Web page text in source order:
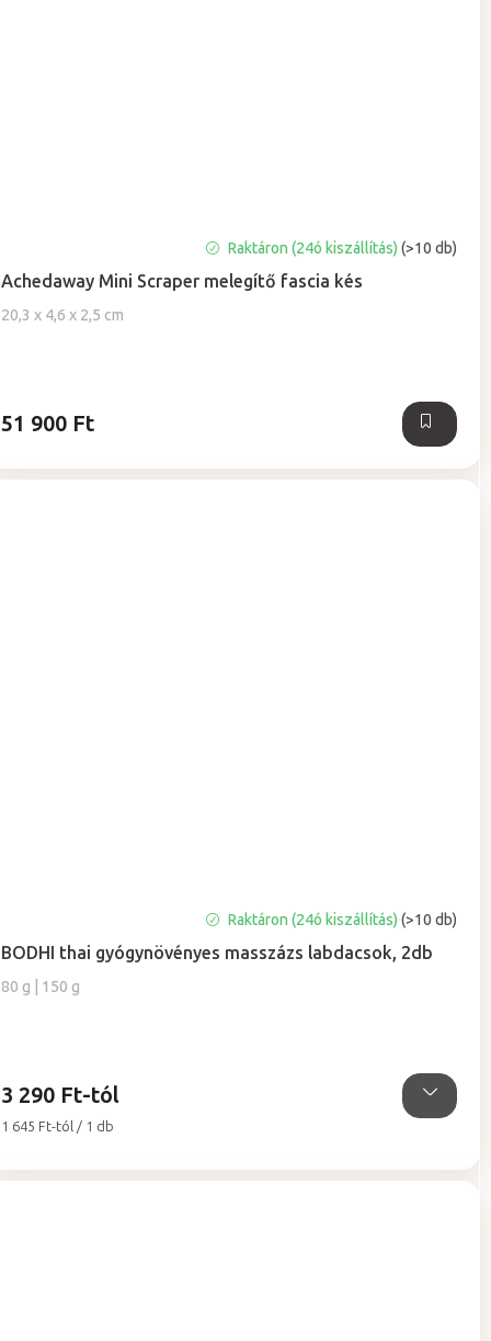
Achedaway Mini Scraper melegítő fascia kés
20,3 x 4,6 x 2,5 cm
termék
átlagos
értékelése
Raktáron (24ó kiszállítás)(>10 db)
51 900 Ft
BODHI thai gyógynövényes masszázs labdacsok, 2db
80 g | 150 g
átlagos
értékelése
Raktáron (24ó kiszállítás)(>10 db)
3 290 Ft-tól
Egységár:
1 645 Ft-tól / 1 db